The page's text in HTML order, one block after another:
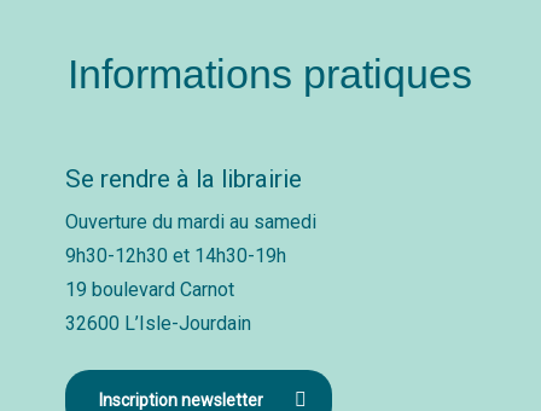
Informations pratiques
Se rendre à la librairie
Ouverture du mardi au samedi
9h30-12h30 et 14h30-19h
19 boulevard Carnot
32600 L’Isle-Jourdain
Inscription newsletter